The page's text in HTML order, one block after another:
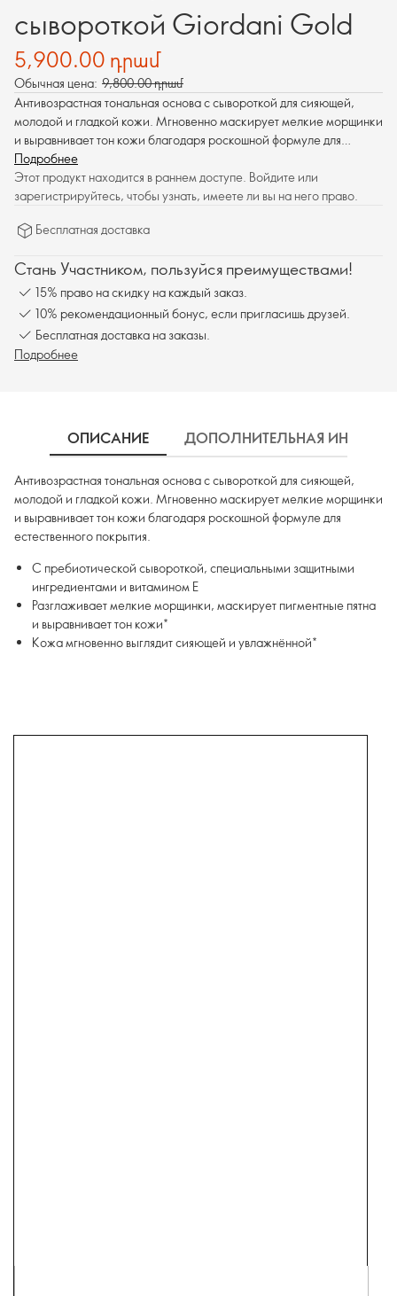
сывороткой Giordani Gold
5,900.00 դրամ
Обычная цена: 9,800.00 դրամ
Антивозрастная тональная основа с сывороткой для сияющей,
молодой и гладкой кожи. Мгновенно маскирует мелкие морщинки
и выравнивает тон кожи благодаря роскошной формуле для
естественного покрытия.
Подробнее
Этот продукт находится в раннем доступе. Войдите или
зарегистрируйтесь, чтобы узнать, имеете ли вы на него право.
Бесплатная доставка
Стань Участником, пользуйся преимуществами!
15% право на скидку на каждый заказ.
10% рекомендационный бонус, если пригласишь друзей.
Бесплатная доставка на заказы.
Подробнее
ОПИСАНИЕ ДОПОЛНИТЕЛЬНАЯ
Антивозрастная тональная основа с сывороткой для сияющей,
молодой и гладкой кожи. Мгновенно маскирует мелкие морщинки
и выравнивает тон кожи благодаря роскошной формуле для
естественного покрытия.
С пребиотической сывороткой, специальными защитными
ингредиентами и витамином E
Разглаживает мелкие морщинки, маскирует пигментные пятна
и выравнивает тон кожи*
Кожа мгновенно выглядит сияющей и увлажнённой*